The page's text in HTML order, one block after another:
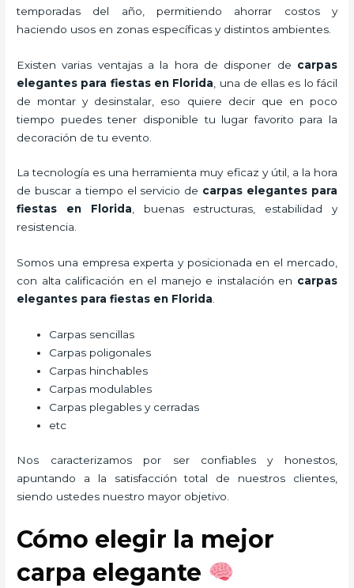
temporadas del año, permitiendo ahorrar costos y
haciendo usos en zonas específicas y distintos ambientes.
Existen varias ventajas a la hora de disponer de carpas
elegantes para fiestasen Florida , una de ellas es lo fácil
de montar y desinstalar, eso quiere decir que en poco
tiempo puedes tener disponible tu lugar favorito para la
decoración de tu evento.
La tecnología es una herramienta muy eficaz y útil, a la hora
de buscar a tiempo el servicio de carpas elegantes para
fiestas en Florida, buenas estructuras, estabilidad y
resistencia.
Somos una empresa experta y posicionada en el mercado,
con alta calificación en el manejo e instalación en carpas
elegantes para fiestas en Florida.
Carpas sencillas
Carpas poligonales
Carpas hinchables
Carpas modulables
Carpas plegables y cerradas
etc
Nos caracterizamos por ser confiables y honestos,
apuntando a la satisfacción total de nuestros clientes,
siendo ustedes nuestro mayor objetivo.
Cómo elegir la mejor
carpa elegante